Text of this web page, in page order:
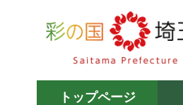
彩の国 埼玉県
トップページ